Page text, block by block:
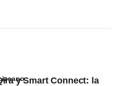
y Smart Connect: la